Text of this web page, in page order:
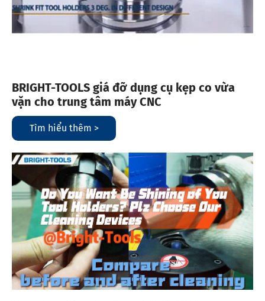
BRIGHT-TOOLS giá đỡ dụng cụ kẹp co vừa
vặn cho trung tâm máy CNC
Tìm hiểu thêm >